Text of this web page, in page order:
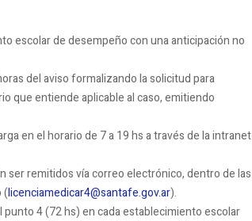
escolar de desempeño con una anticipación no
del aviso formalizando la solicitud para
que entiende aplicable al caso, emitiendo
en el horario de 7 a 19 hs a través de la intranet
ser remitidos vía correo electrónico, dentro de las
(licenciamedicar4@santafe.gov.ar).
4 (72 hs) en cada establecimiento escolar